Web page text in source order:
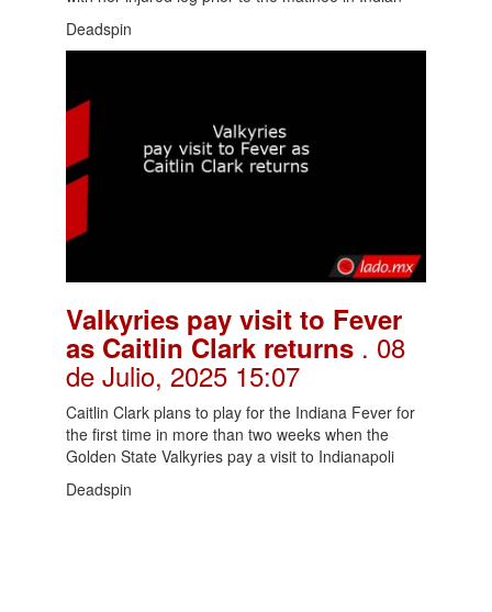
Deadspin
Valkyries pay visit to Fever
as Caitlin Clark returns . 08
de Julio, 2025 15:07
Caitlin Clark plans to play for the Indiana Fever for
the first time in more than two weeks when the
Golden State Valkyries pay a visit to Indianapoli
Deadspin